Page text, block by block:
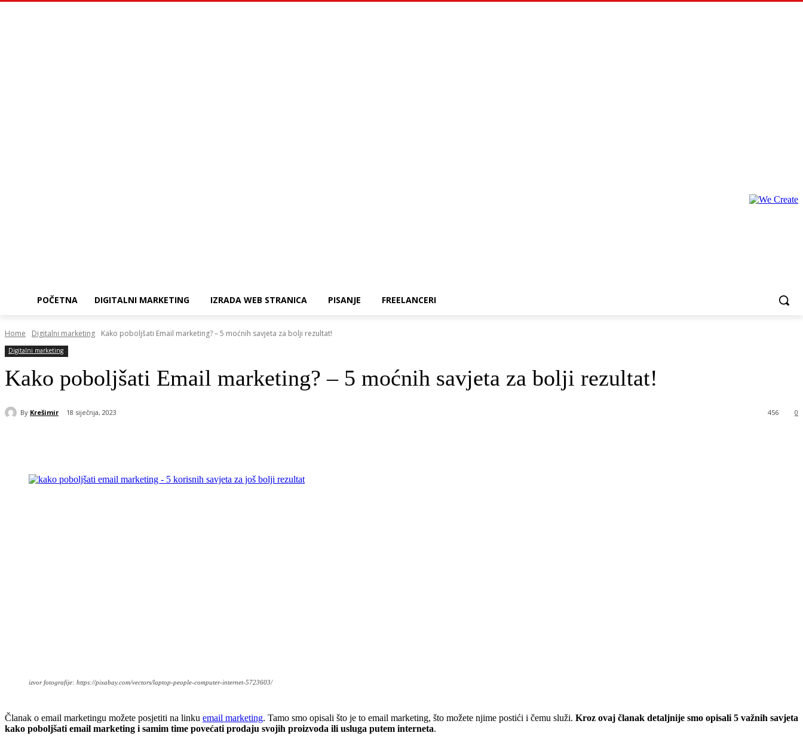
POČETNA DIGITALNI MARKETING IZRADA WEB STRANICA PISANJE FREELANCERI
Home Digitalni marketing Kako poboljšati Email marketing? – 5 moćnih savjeta za bolji rezultat!
Digitalni marketing
Kako poboljšati Email marketing? – 5 moćnih savjeta za bolji rezultat!
By Krešimir 18 siječnja, 2023 0
456
izvor fotografije: https://pixabay.com/vectors/laptop-people-computer-internet-5723603/
Članak o email marketingu možete posjetiti na linku email marketing. Tamo smo opisali što je to email marketing, što možete njime postići i čemu služi. Kroz ovaj članak detaljnije smo opisali 5 važnih savjeta
kako poboljšati email marketing i samim time povećati prodaju svojih proizvoda ili usluga putem interneta.